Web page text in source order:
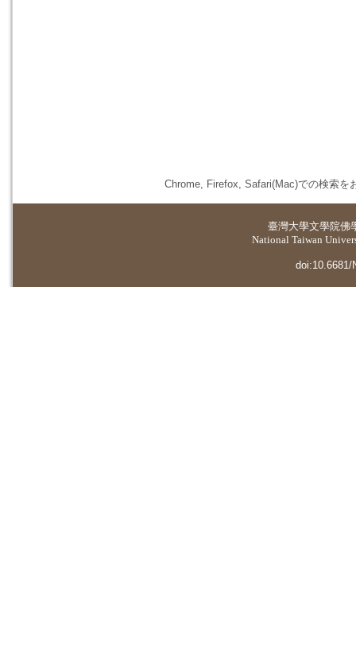
Chrome, Firefox, Safari(Mac)での検索を
臺灣大學文學院佛
National Taiwan
doi:10.6681/